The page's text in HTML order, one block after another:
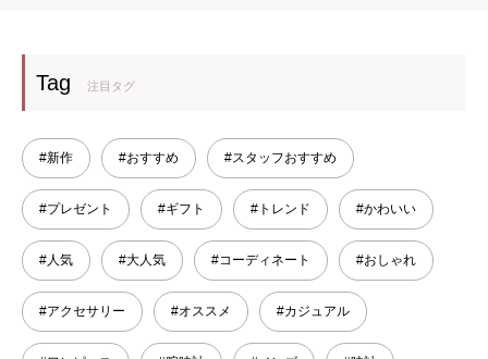
Tag 注目タグ
#新作 #おすすめ #スタッフおすすめ
#プレゼント #ギフト #トレンド #かわいい
#人気 #大人気 #コーディネート #おしゃれ
#アクセサリー #オススメ #カジュアル